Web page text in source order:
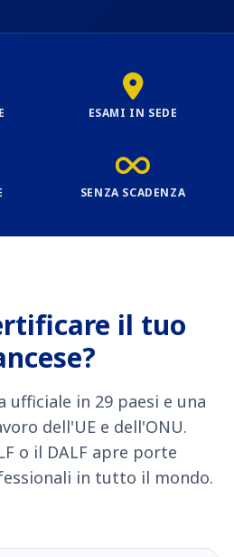
ESAMI IN SEDE
SENZA SCADENZA
il tuo
ufficiale in 29 paesi e una
dell'UE e dell'ONU.
o il DALF apre porte
in tutto il mondo.